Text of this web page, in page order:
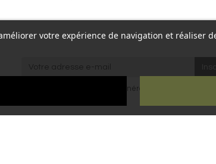
votre expérience de navigation et réaliser
conditions générales